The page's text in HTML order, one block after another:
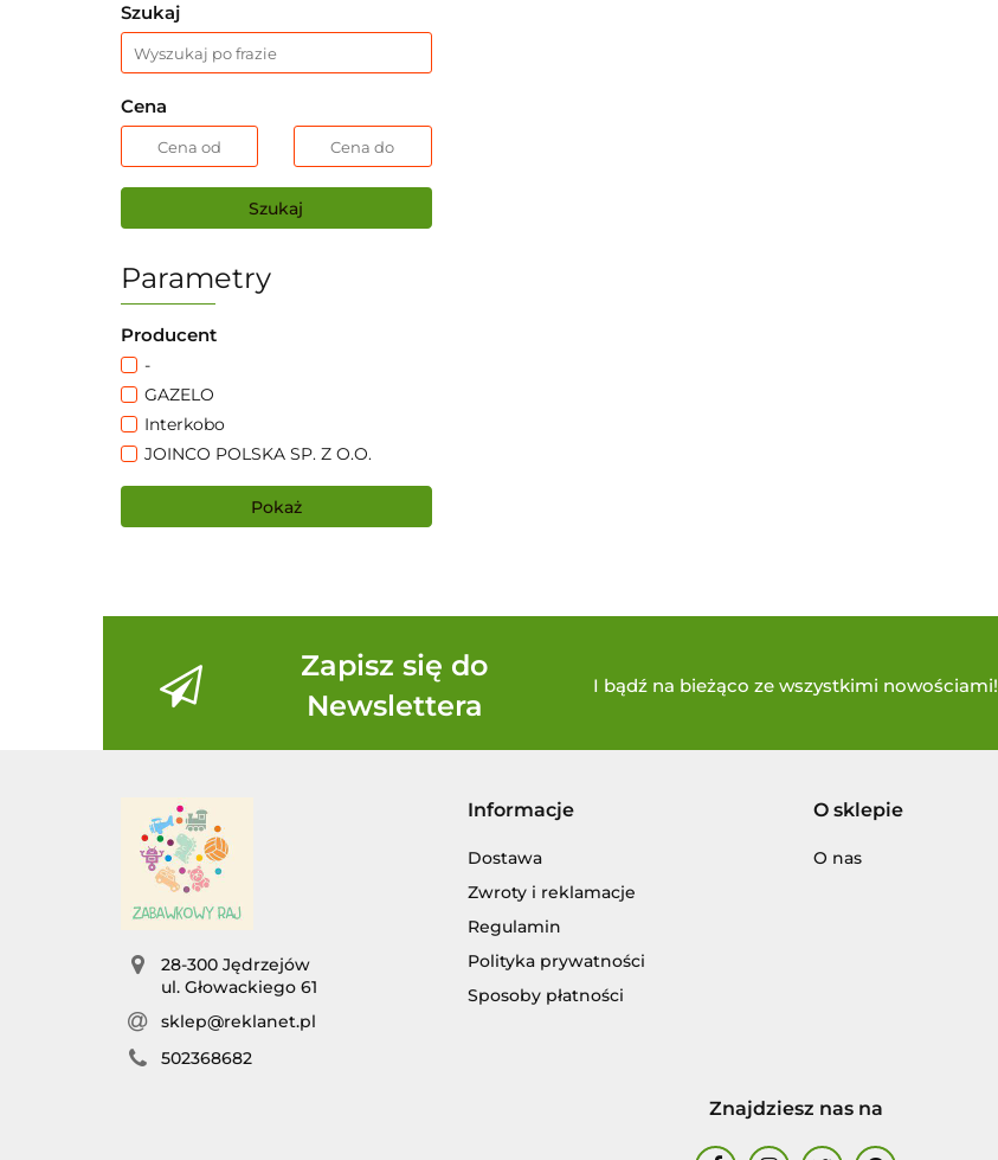
Szukaj
Cena
Szukaj
Parametry
Producent
-
GAZELO
Interkobo
JOINCO POLSKA SP. Z O.O.
Pokaż
Zapisz się do
Newslettera
I bądź na bieżąco ze wszystkimi nowościami!
28-300 Jędrzejów
ul. Głowackiego 61
sklep@reklanet.pl
502368682
Informacje
Dostawa
Zwroty i reklamacje
Regulamin
Polityka prywatności
Sposoby płatności
O sklepie
O nas
Znajdziesz nas na